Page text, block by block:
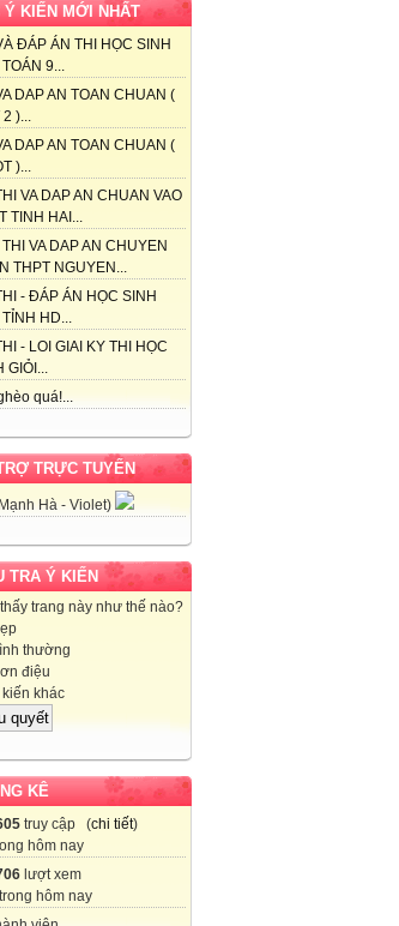
Ý KIẾN MỚI NHẤT
ĐÁP ÁN THI HỌC SINH
TOÁN 9...
DAP AN TOAN CHUAN (
2 )...
DAP AN TOAN CHUAN (
)...
VA DAP AN CHUAN VAO
TINH HAI...
VA DAP AN CHUYEN
THPT NGUYEN...
- ĐÁP ÁN HỌC SINH
TỈNH HD...
- LOI GIAI KY THI HỌC
GIỎI...
quá!...
TRỰC TUYẾN
Hà - Violet)
TRA Ý KIẾN
trang này như thế nào?
thường
điệu
kiến khác
KÊ
truy cập (chi tiết)
hôm nay
lượt xem
trong hôm nay